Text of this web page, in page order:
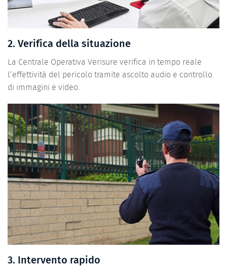
2. Verifica della situazione
La Centrale Operativa Verisure verifica in tempo reale
l’effettività del pericolo tramite ascolto audio e controllo
di immagini e video.
3. Intervento rapido